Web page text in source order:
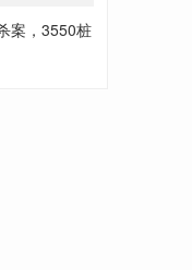
案，3550桩